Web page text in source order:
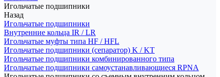
Игольчатые подшипники
Назад
Игольчатые подшипники
Внутренние кольца IR / LR
Игольчатые муфты типа HF / HFL
Игольчатые подшипники (сепаратор) K / KT
Игольчатые подшипники комбинированного типа
Игольчатые подшипники самоустанавливающиеся RPNA